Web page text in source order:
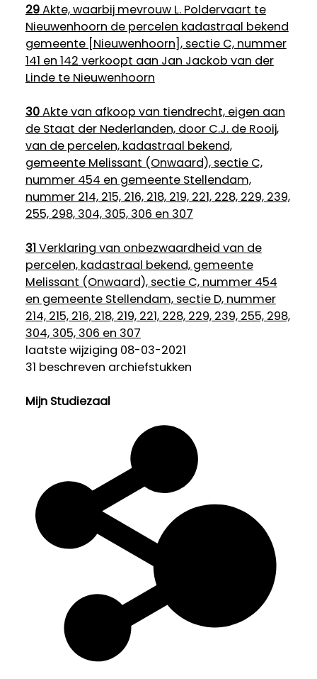
29Akte, waarbij mevrouw L. Poldervaart te
Nieuwenhoorn de percelen kadastraal bekend
gemeente [Nieuwenhoorn], sectie C, nummer
141 en 142 verkoopt aan Jan Jackob van der
Linde te Nieuwenhoorn
30Akte van afkoop van tiendrecht, eigen aan
de Staat der Nederlanden, door C.J. de Rooij,
van de percelen, kadastraal bekend,
gemeente Melissant (Onwaard), sectie C,
nummer 454 en gemeente Stellendam,
nummer 214, 215, 216, 218, 219, 221, 228, 229, 239,
255, 298, 304, 305, 306 en 307
31Verklaring van onbezwaardheid van de
percelen, kadastraal bekend, gemeente
Melissant (Onwaard), sectie C, nummer 454
en gemeente Stellendam, sectie D, nummer
214, 215, 216, 218, 219, 221, 228, 229, 239, 255, 298,
304, 305, 306 en 307
laatste wijziging 08-03-2021
31 beschreven archiefstukken
Mijn Studiezaal